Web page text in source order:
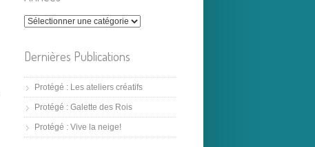
Dernières Publications
Protégé : Les ateliers créatifs
Protégé : Galette des Rois
Protégé : Vive la neige!